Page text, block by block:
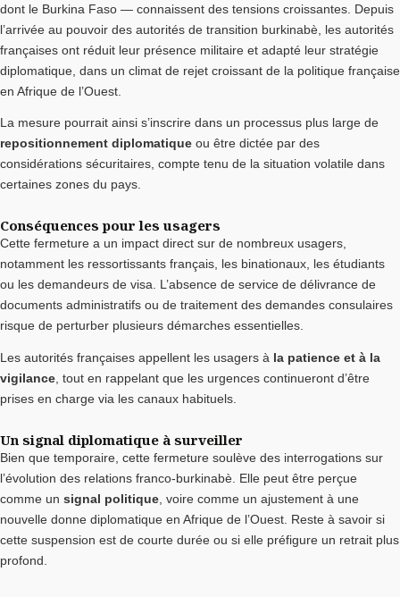
dont le Burkina Faso — connaissent des tensions croissantes. Depuis
l’arrivée au pouvoir des autorités de transition burkinabè, les autorités
françaises ont réduit leur présence militaire et adapté leur stratégie
diplomatique, dans un climat de rejet croissant de la politique française
en Afrique de l’Ouest.
La mesure pourrait ainsi s’inscrire dans un processus plus large de
repositionnement diplomatique ou être dictée par des
considérations sécuritaires, compte tenu de la situation volatile dans
certaines zones du pays.
Conséquences pour les usagers
Cette fermeture a un impact direct sur de nombreux usagers,
notamment les ressortissants français, les binationaux, les étudiants
ou les demandeurs de visa. L’absence de service de délivrance de
documents administratifs ou de traitement des demandes consulaires
risque de perturber plusieurs démarches essentielles.
Les autorités françaises appellent les usagers à la patience et à la
vigilance , tout en rappelant que les urgences continueront d’être
prises en charge via les canaux habituels.
Un signal diplomatique à surveiller
Bien que temporaire, cette fermeture soulève des interrogations sur
l’évolution des relations franco-burkinabè. Elle peut être perçue
comme un signal politique , voire comme un ajustement à une
nouvelle donne diplomatique en Afrique de l’Ouest. Reste à savoir si
cette suspension est de courte durée ou si elle préfigure un retrait plus
profond.